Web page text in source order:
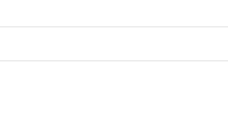
سیارک 2024 YR4 در مسیر زمین؛ کدام